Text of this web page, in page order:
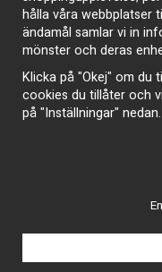
Tisdag, Tordag och
E-Handelsbutiken är
sommaren
hålla våra webbplatser
ändamål samlar vi in
mönster och deras
Klicka på "Okej" om du
cookies du tillåter och
på "Inställningar" nedan.